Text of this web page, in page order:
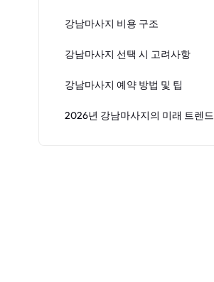
강남마사지 비용 구조
강남마사지 선택 시 고려사항
강남마사지 예약 방법 및 팁
2026년 강남마사지의 미래 트렌드